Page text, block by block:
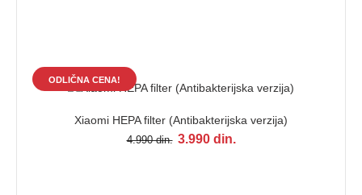
ODLIČNA CENA!
Xiaomi HEPA filter (Antibakterijska verzija)
4.990 din. 3.990 din.